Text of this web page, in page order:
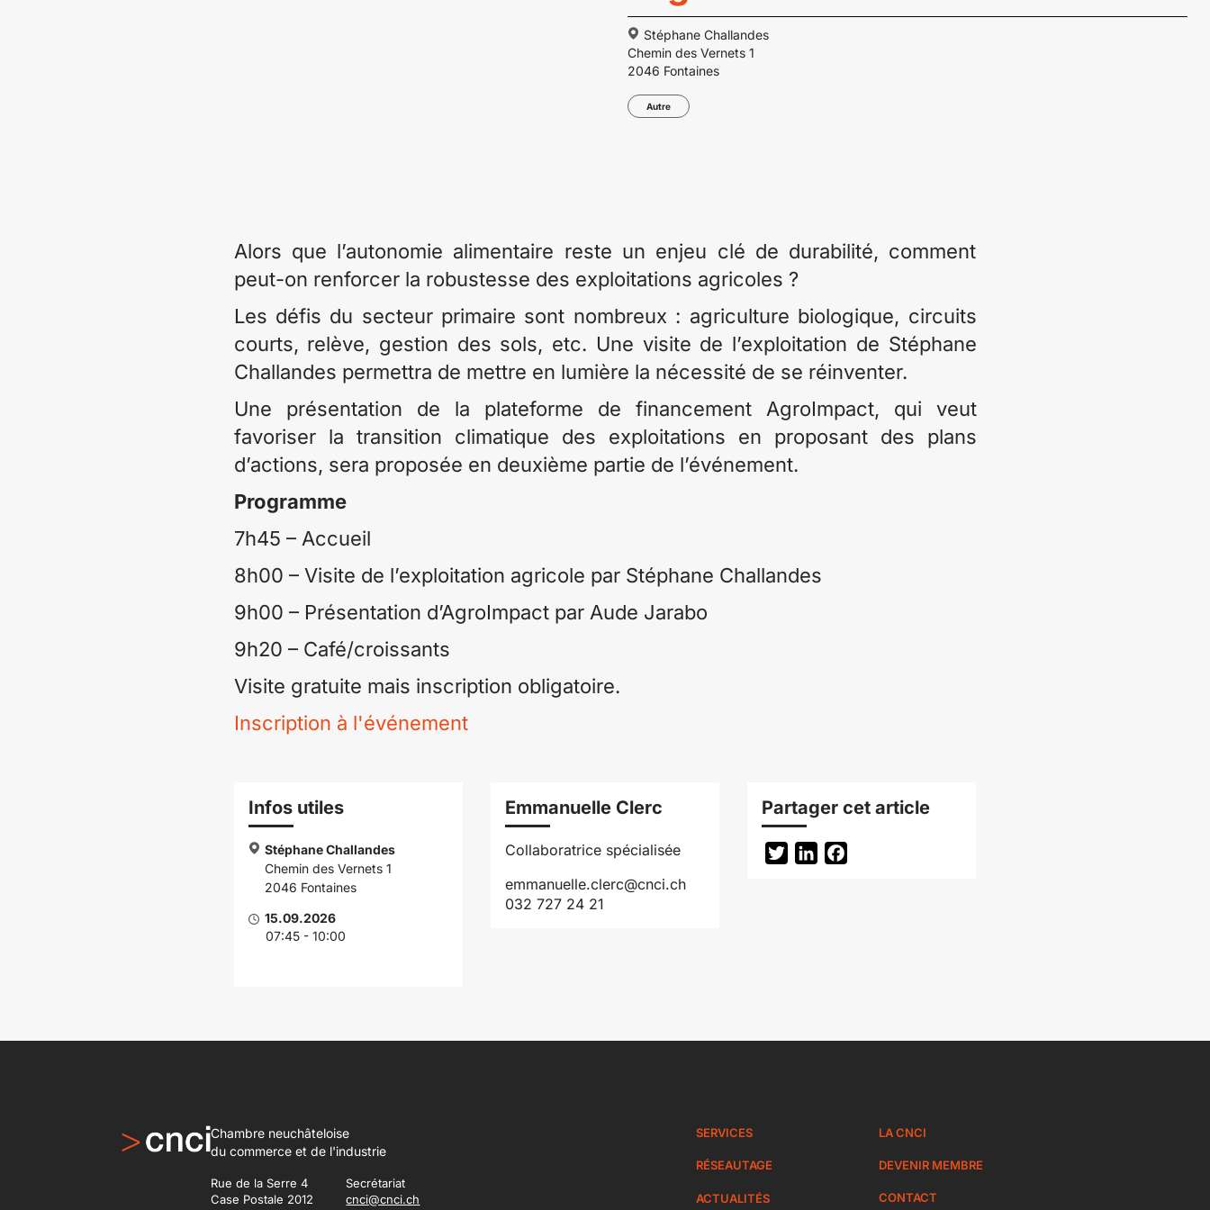
Stéphane Challandes
Chemin des Vernets 1
2046 Fontaines
Autre
Alors que l’autonomie alimentaire reste un enjeu clé de durabilité, comment
peut-on renforcer la robustesse des exploitations agricoles ?
Les défis du secteur primaire sont nombreux : agriculture biologique, circuits
courts, relève, gestion des sols, etc. Une visite de l’exploitation de Stéphane
Challandes permettra de mettre en lumière la nécessité de se réinventer.
Une présentation de la plateforme de financement AgroImpact, qui veut
favoriser la transition climatique des exploitations en proposant des plans
d’actions, sera proposée en deuxième partie de l’événement.
Programme
7h45 – Accueil
8h00 – Visite de l’exploitation agricole par Stéphane Challandes
9h00 – Présentation d’AgroImpact par Aude Jarabo
9h20 – Café/croissants
Visite gratuite mais inscription obligatoire.
Inscription à l'événement
Infos utiles
Stéphane Challandes
Chemin des Vernets 1
2046 Fontaines
15.09.2026
07:45 - 10:00
Emmanuelle Clerc
Collaboratrice spécialisée
emmanuelle.clerc@cnci.ch
032 727 24 21
Partager cet article
TwitterLinkedIn
Chambre neuchâteloise
du commerce et de l'industrie
Rue de la Serre 4
Case Postale 2012
Secrétariat
cnci@cnci.ch
SERVICES
RÉSEAUTAGE
ACTUALITÉS
LA CNCI
DEVENIR MEMBRE
CONTACT